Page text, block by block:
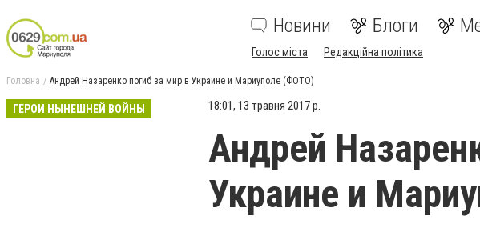
Новини Блоги
Голос міста Редакційна політика
Головна Андрей Назаренко погиб за мир в Украине и Мариуполе (ФОТО)
ГЕРОИ НЫНЕШНЕЙ ВОЙНЫ 18:01, 13 травня 2017 р.
Андрей
Украине и